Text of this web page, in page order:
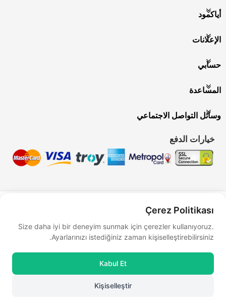
أياكمود
الإعلانات
حسابي
المساعدة
وسائل التواصل الاجتماعي
خيارات الدفع
Çerez Politikası
Size daha iyi bir deneyim sunmak için çerezler kullanıyoruz.
Ayarlarınızı istediğiniz zaman kişiselleştirebilirsiniz.
Kabul Et
Kişiselleştir